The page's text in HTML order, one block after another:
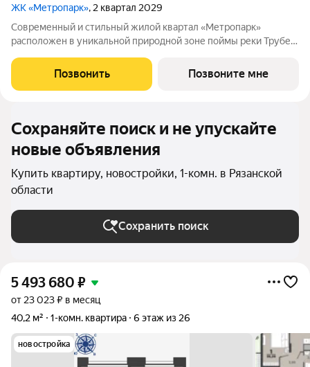
ЖК «Метропарк», 2 квартал 2029
Современный и стильный жилой квартал «Метропарк»
расположен в уникальной природной зоне поймы реки Трубеж
40га. Преимуществами ЖК «Метропарк» являются
собственный парк 20га, набережная, развитая
Позвонить Позвоните мне
Сохраняйте поиск и не упускайте
новые объявления
Купить квартиру, новостройки, 1-комн. в Рязанской
области
Сохранить поиск
5 493 680 ₽
от 23 023 ₽ в месяц
40,2 м²
1-комн. квартира 6 этаж из 26
новостройка